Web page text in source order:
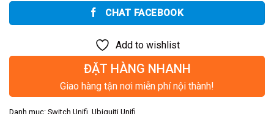
CHAT FACEBOOK
Add to wishlist
ĐẶT HÀNG NHANH
Giao hàng tận nơi miễn phí nội thành!
Danh mục: Switch Unifi, Ubiquiti Unifi